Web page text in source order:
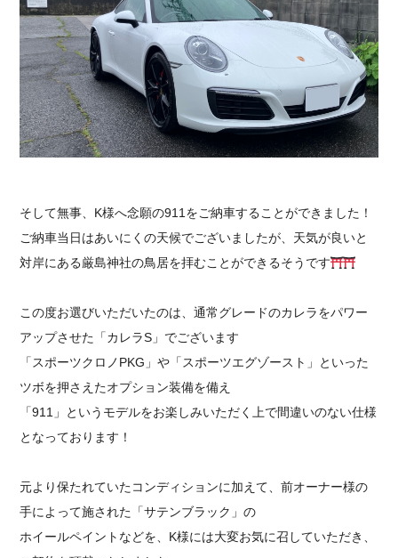
そして無事、K様へ念願の911をご納車することができました！
ご納車当日はあいにくの天候でございましたが、天気が良いと
対岸にある厳島神社の鳥居を拝むことができるそうです
この度お選びいただいたのは、通常グレードのカレラをパワー
アップさせた「カレラS」でございます
「スポーツクロノPKG」や「スポーツエグゾースト」といった
ツボを押さえたオプション装備を備え
「911」というモデルをお楽しみいただく上で間違いのない仕様
となっております！
元より保たれていたコンディションに加えて、前オーナー様の
手によって施された「サテンブラック」の
ホイールペイントなどを、K様には大変お気に召していただき、